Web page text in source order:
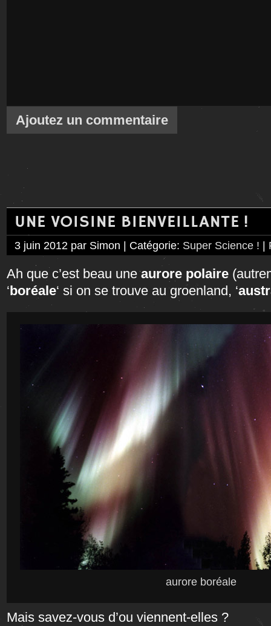
Ajoutez un commentaire
UNE VOISINE BIENVEILLANTE !
3 juin 2012 par Simon | Catégorie: Super Science !
Ah que c’est beau uneaurore polaire
‘boréale‘ si on se trouve au groenland, ‘
aurore boréale
Mais savez-vous d’ou viennent-elles ?